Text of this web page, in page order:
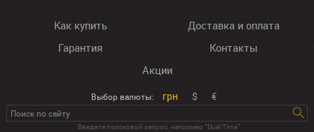
Как купить
Доставка и оплата
Гарантия
Контакты
Акции
Выбор валюты: грн $ €
Введите поисковой запрос, например “Dual Time”